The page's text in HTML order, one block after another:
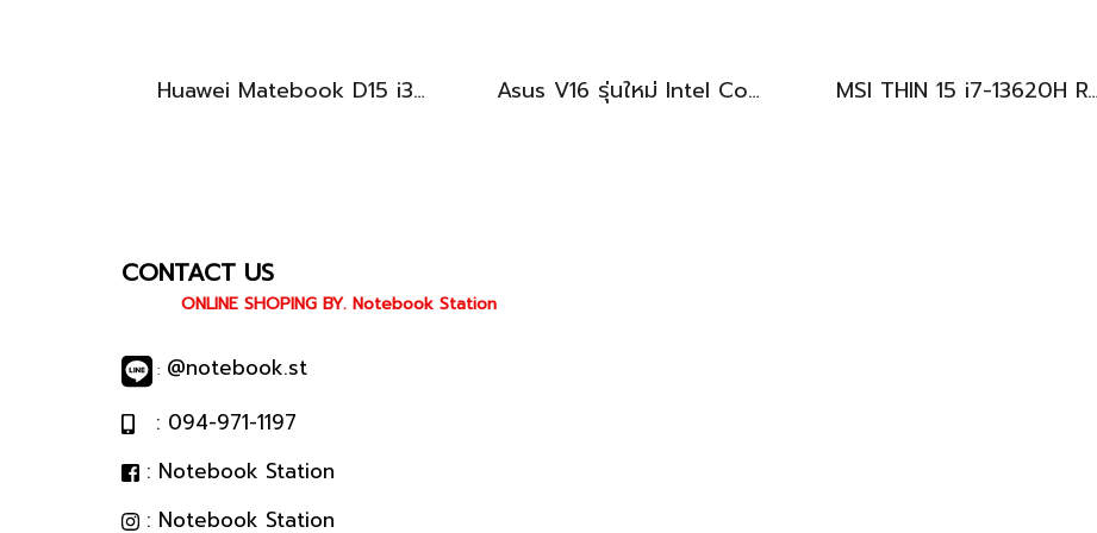
Huawei Matebook D15 i3-10110U Ram8 256GB M.2 จอ15.6นิ้ว FHD IPS 60hz สเปคทำงานทั่วไป หน้าจอใหญ่ ดีไซน์เครื่องบางเบา เครื่องพร้อมใช้งาน ขายถูกเพียง 6,990.-เท่านั้น Asus V16 รุ่นใหม่ Intel Core5-210H RTX-4050(6GB) Ram16 512GB M.2 จอ16นิ้ว WUXGA 144Hz จอสวย สเปคสูง ดีไซน์ตัวเครื่องเรียบสวยดูทันสมัย พร้แมประกันศูนย์ยาวๆถึงปี2028 ขายในราคาสุดตุ้มเพียง 25,990.-เท่านั้น MSI THIN 15 i7-13620H RTX-2050(4GB) Ram8 SSD512 จอ15.6 FHD 144Hz สเปคเกมมิ่ง คีย์บอร์ดไฟสีฟ้า ดีไซน์เรียบหรู น้ำหนักเบาไม่ถึง2kg เครื่องมีประกันศูนย์พร้อมใช้งานในราคาสุดคุ้มเพียง 18,500.-เท่านั้น
CONTACT US
ONLINE SHOPING BY. Notebook Station
: @notebook.st
: 094-971-1197
: Notebook Station
: Notebook Station